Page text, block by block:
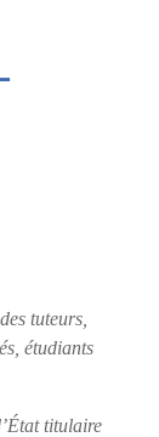
tuteurs,
étudiants
titulaire